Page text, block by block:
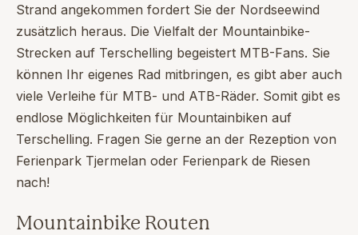
Strand angekommen fordert Sie der Nordseewind
zusätzlich heraus. Die Vielfalt der Mountainbike-
Strecken auf Terschelling begeistert MTB-Fans. Sie
können Ihr eigenes Rad mitbringen, es gibt aber auch
viele Verleihe für MTB- und ATB-Räder. Somit gibt es
endlose Möglichkeiten für Mountainbiken auf
Terschelling. Fragen Sie gerne an der Rezeption von
Ferienpark Tjermelan oder Ferienpark de Riesen
nach!
Mountainbike Routen